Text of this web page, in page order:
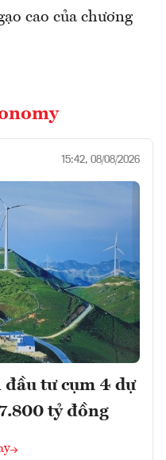
cao của chương
15:42, 08/08/2026
tư cụm 4 dự
tỷ đồng